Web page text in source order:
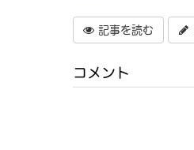
記事を読む
コメント